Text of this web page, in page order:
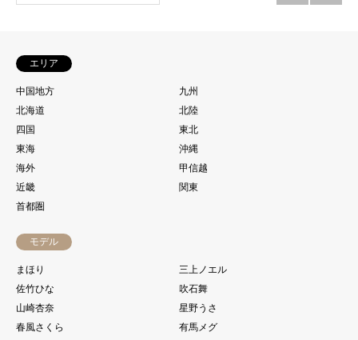
エリア
中国地方
九州
北海道
北陸
四国
東北
東海
沖縄
海外
甲信越
近畿
関東
首都圏
モデル
まほり
三上ノエル
佐竹ひな
吹石舞
山崎杏奈
星野うさ
春風さくら
有馬メグ